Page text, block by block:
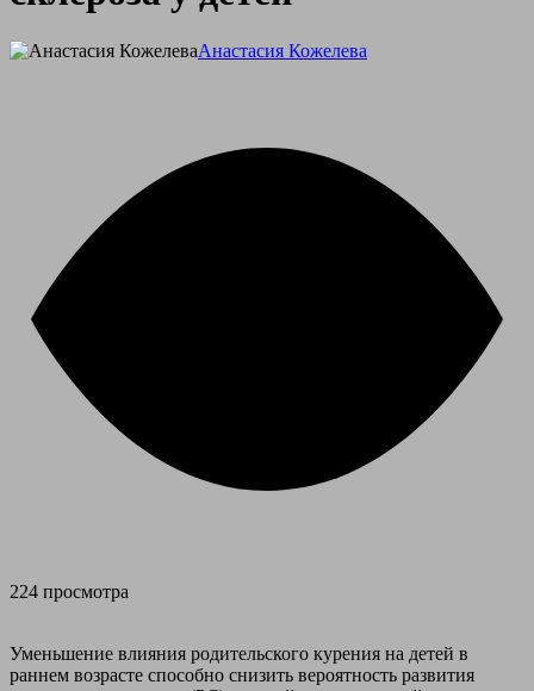
Анастасия Кожелева
224 просмотра
Уменьшение влияния родительского курения на детей в
раннем возрасте способно снизить вероятность развития